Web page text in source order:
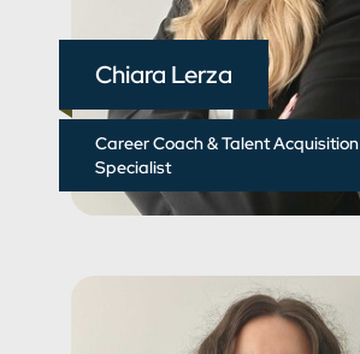
Chiara Lerza
Career Coach & Talent Acquisition
Specialist